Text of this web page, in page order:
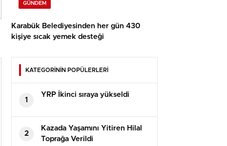
GÜNDEM
Karabük Belediyesinden her gün 430
kişiye sıcak yemek desteği
KATEGORİNİN POPÜLERLERİ
1
YRP İkinci sıraya yükseldi
2
Kazada Yaşamını Yitiren Hilal
Toprağa Verildi